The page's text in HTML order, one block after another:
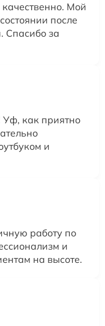
Мой
после
Спасибо за
Уф, как приятно
и
работу по
и
на высоте.